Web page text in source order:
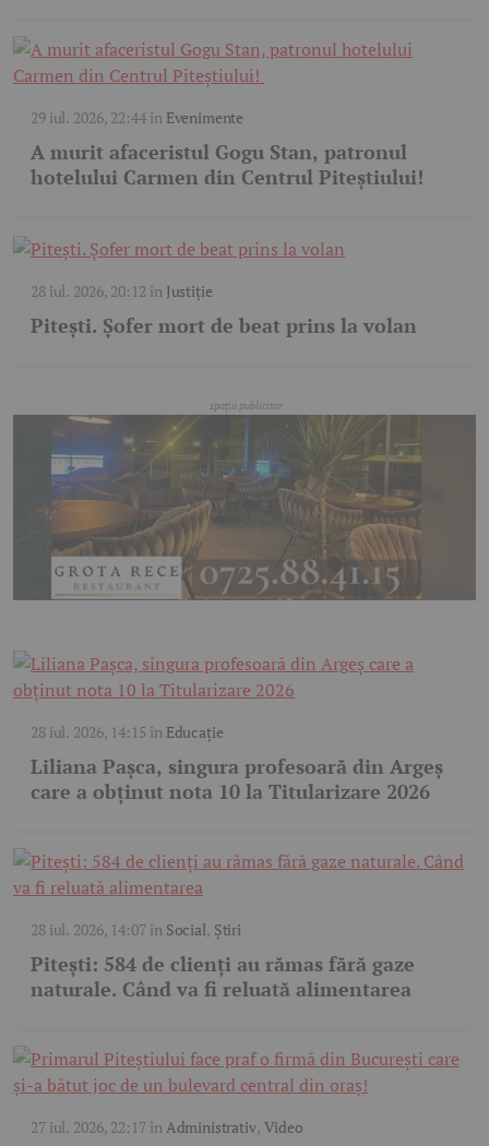
29 iul. 2026, 22:44în Evenimente
A murit afaceristul Gogu Stan, patronul
hotelului Carmen din Centrul Piteștiului!
28 iul. 2026, 20:12 în Justiție
Pitești. Șofer mort de beat prins la volan
28 iul. 2026, 14:15 în Educație
Liliana Pașca, singura profesoară din Argeș
care a obținut nota 10 la Titularizare 2026
28 iul. 2026, 14:07în Social, Știri
Pitești: 584 de clienți au rămas fără gaze
naturale. Când va fi reluată alimentarea
27 iul. 2026, 22:17în Administrativ, Video